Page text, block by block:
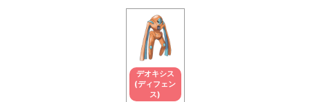
デオキシス
(ディフェン
ス)